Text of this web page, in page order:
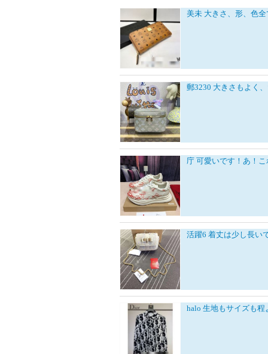
美未 大きさ、形、色
郵3230 大きさもよく
庁 可愛いです！あ！
活躍6 着丈は少し長い
halo 生地もサイズも